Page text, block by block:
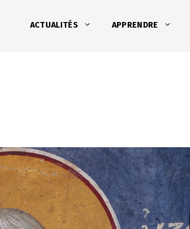
ACTUALITÉS APPRENDRE